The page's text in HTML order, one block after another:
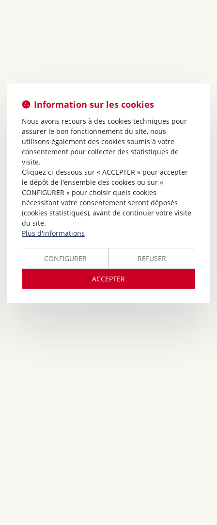
Information sur les cookies
Nous avons recours à des cookies techniques pour
assurer le bon fonctionnement du site, nous
utilisons également des cookies soumis à votre
consentement pour collecter des statistiques de
visite.
Cliquez ci-dessous sur « ACCEPTER » pour accepter
le dépôt de l'ensemble des cookies ou sur «
CONFIGURER » pour choisir quels cookies
nécessitant votre consentement seront déposés
(cookies statistiques), avant de continuer votre visite
du site.
Plus d'informations
CONFIGURER REFUSER
ACCEPTER